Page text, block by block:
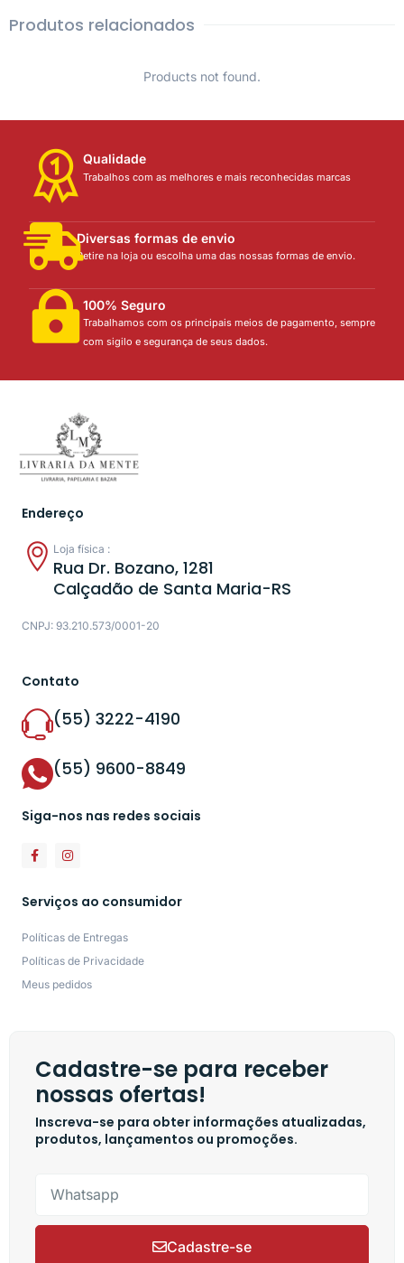
Produtos relacionados
Products not found.
Qualidade
Trabalhos com as melhores e mais reconhecidas marcas
Diversas formas de envio
Retire na loja ou escolha uma das nossas formas de envio.
100% Seguro
Trabalhamos com os principais meios de pagamento, sempre
com sigilo e segurança de seus dados.
Endereço
Loja física :
Rua Dr. Bozano, 1281
Calçadão de Santa Maria-RS
CNPJ: 93.210.573/0001-20
Contato
(55) 3222-4190
(55) 9600-8849
Siga-nos nas redes sociais
Serviços ao consumidor
Políticas de Entregas
Políticas de Privacidade
Meus pedidos
Cadastre-se para receber
nossas ofertas!
Inscreva-se para obter informações atualizadas,
produtos, lançamentos ou promoções.
Cadastre-se